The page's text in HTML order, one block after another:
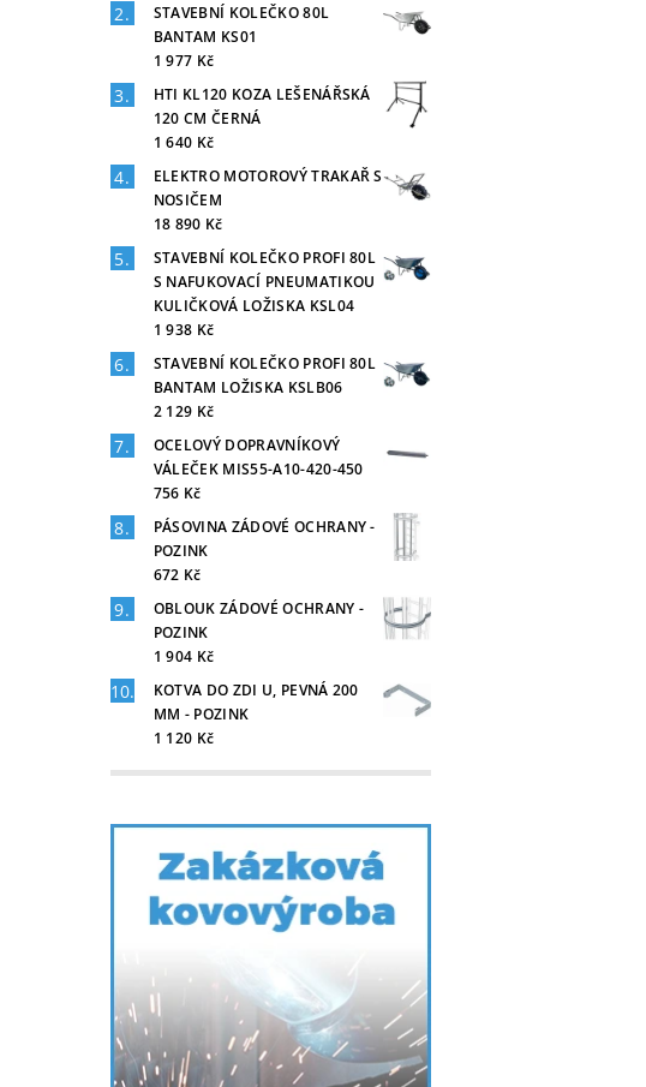
STAVEBNÍ KOLEČKO 80L
BANTAM KS01
1 977 Kč
HTI KL120 KOZA LEŠENÁŘSKÁ
120 CM ČERNÁ
1 640 Kč
ELEKTRO MOTOROVÝ TRAKAŘ S
NOSIČEM
18 890 Kč
STAVEBNÍ KOLEČKO PROFI 80L
S NAFUKOVACÍ PNEUMATIKOU
KULIČKOVÁ LOŽISKA KSL04
1 938 Kč
STAVEBNÍ KOLEČKO PROFI 80L
BANTAM LOŽISKA KSLB06
2 129 Kč
OCELOVÝ DOPRAVNÍKOVÝ
VÁLEČEK MIS55-A10-420-450
756 Kč
PÁSOVINA ZÁDOVÉ OCHRANY -
POZINK
672 Kč
OBLOUK ZÁDOVÉ OCHRANY -
POZINK
1 904 Kč
KOTVA DO ZDI U, PEVNÁ 200
MM - POZINK
1 120 Kč